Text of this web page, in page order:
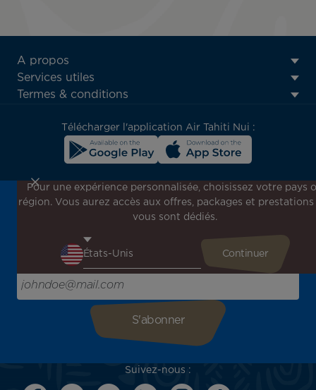
ATN:
Footer
menu
A propos
Services utiles
Termes & conditions
Télécharger l'application Air Tahiti Nui :
Inscrivez-vous à notre newsletter !
Recevez en avant-première toutes nos offres spéciales et
l'inspiration pour votre prochain voyage !
Saisissez votre adresse e-mail ici
Suivez-nous :
Pour une expérience personnalisée, choisissez votre pays
région. Vous aurez accès aux offres, packages et prestations
vous sont dédiés.